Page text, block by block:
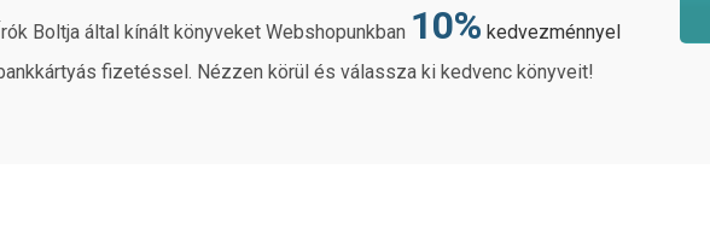
Boltja által kínált könyveket Webshopunkban 10% kedvezménnyel
fizetéssel. Nézzen körül és válassza ki kedvenc könyveit!